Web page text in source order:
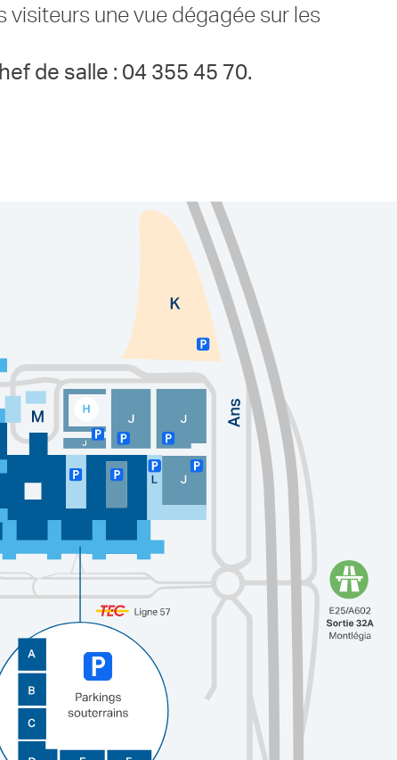
visiteurs une vue dégagée sur les
de salle : 04 355 45 70.